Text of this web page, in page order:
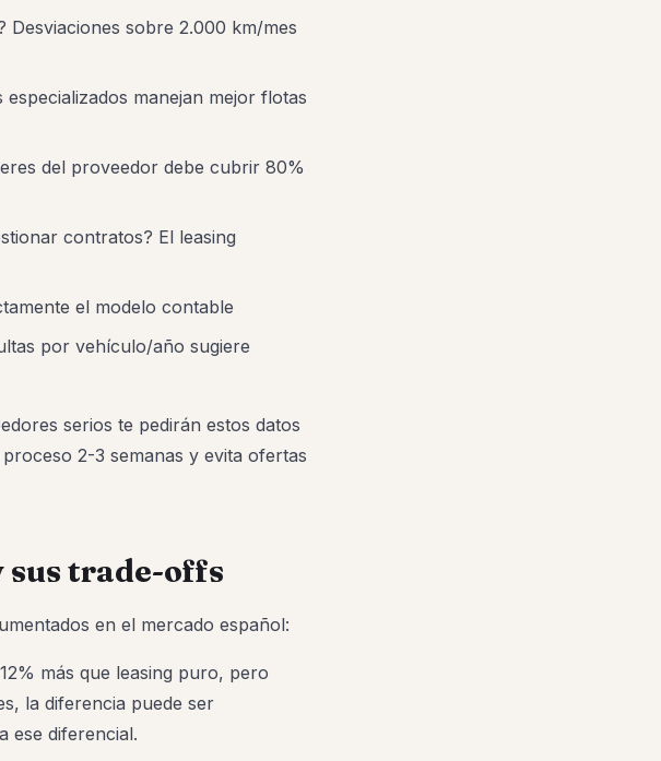
sobre 2.000 km/mes
manejan mejor flotas
del proveedor debe cubrir 80%
contratos? El leasing
el modelo contable
por vehículo/año sugiere
serios te pedirán estos datos
2-3 semanas y evita ofertas
sus trade-offs
en el mercado español:
más que leasing puro, pero
la diferencia puede ser
ese diferencial.